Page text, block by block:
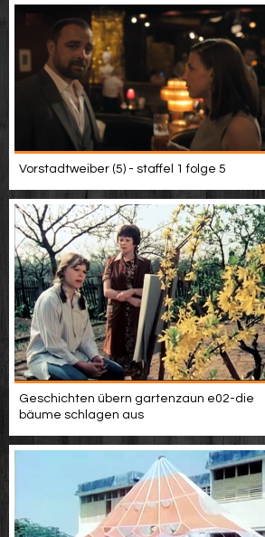
Vorstadtweiber (5) - staffel 1 folge 5
Geschichten übern gartenzaun e02-die
bäume schlagen aus